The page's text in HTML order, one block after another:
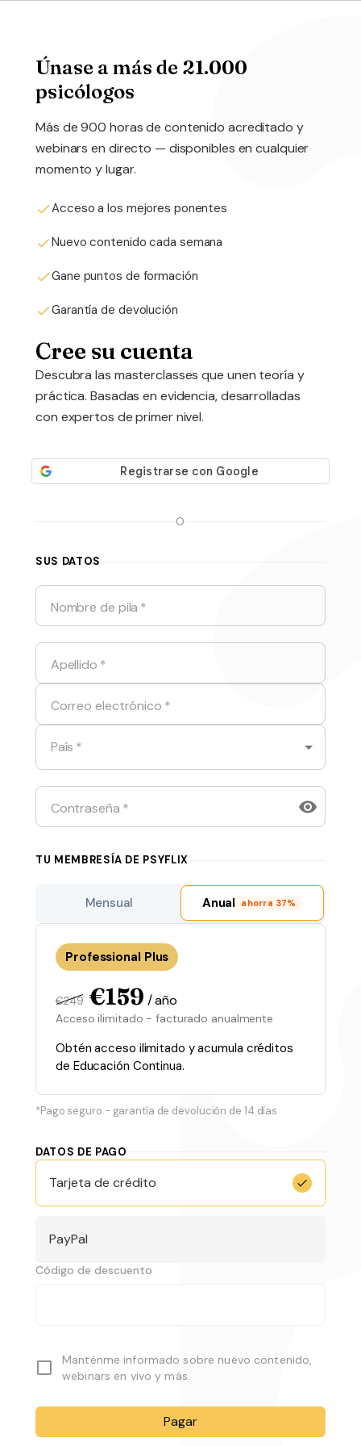
Únase a más de 21.000
psicólogos
Más de 900 horas de contenido acreditado y
webinars en directo — disponibles en cualquier
momento y lugar.
Acceso a los mejores ponentes
Nuevo contenido cada semana
Gane puntos de formación
Garantía de devolución
Cree su cuenta
Descubra las masterclasses que unen teoría y
práctica. Basadas en evidencia, desarrolladas
con expertos de primer nivel.
O
SUS DATOS
Nombre de pila *
Apellido *
Correo electrónico *
País *
Contraseña *
TU MEMBRESÍA DE PSYFLIX
Mensual Anual ahorra 37%
Professional Plus
€249 €159 / año
Acceso ilimitado - facturado anualmente
Obtén acceso ilimitado y acumula créditos
de Educación Continua.
*Pago seguro - garantía de devolución de 14 días
DATOS DE PAGO
Tarjeta de crédito
PayPal
Código de descuento
Manténme informado sobre nuevo contenido,
webinars en vivo y más.
Pagar